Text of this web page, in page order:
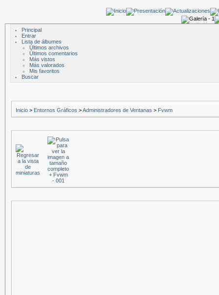
Principal
Entrar
Lista de álbumes
Últimos archivos
Últimos comentarios
Más vistos
Más valorados
Mis favoritos
Buscar
Inicio > Entornos Gráficos >Administradores de Ventanas > Fvwm